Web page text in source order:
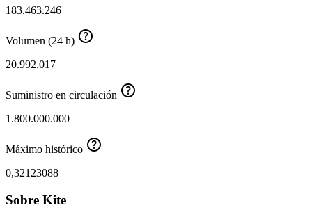
183.463.246
Volumen (24 h)
20.992.017
Suministro en circulación
1.800.000.000
Máximo histórico
0,32123088
Sobre Kite